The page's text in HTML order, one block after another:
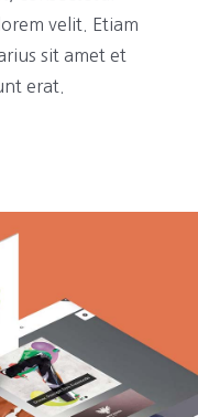
velit. Etiam
sit amet et
erat.